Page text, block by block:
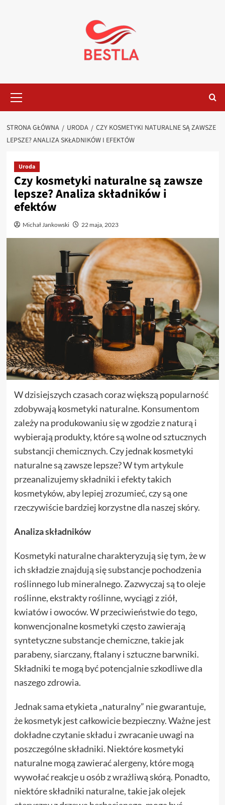
główne
STRONA GŁÓWNA URODA
CZY KOSMETYKI NATURALNE SĄ ZAWSZE
LEPSZE? ANALIZA SKŁADNIKÓW I EFEKTÓW
Uroda
Czy kosmetyki naturalne są zawsze
lepsze? Analiza składników i
efektów
Michał Jankowski 22 maja, 2023
W dzisiejszych czasach coraz większą popularność
zdobywają kosmetyki naturalne. Konsumentom
zależy na produkowaniu się w zgodzie z naturą i
wybierają produkty, które są wolne od sztucznych
substancji chemicznych. Czy jednak kosmetyki
naturalne są zawsze lepsze? W tym artykule
przeanalizujemy składniki i efekty takich
kosmetyków, aby lepiej zrozumieć, czy są one
rzeczywiście bardziej korzystne dla naszej skóry.
Analiza składników
Kosmetyki naturalne charakteryzują się tym, że w
ich składzie znajdują się substancje pochodzenia
roślinnego lub mineralnego. Zazwyczaj są to oleje
roślinne, ekstrakty roślinne, wyciągi z ziół,
kwiatów i owoców. W przeciwieństwie do tego,
konwencjonalne kosmetyki często zawierają
syntetyczne substancje chemiczne, takie jak
parabeny, siarczany, ftalany i sztuczne barwniki.
Składniki te mogą być potencjalnie szkodliwe dla
naszego zdrowia.
Jednak sama etykieta „naturalny” nie gwarantuje,
że kosmetyk jest całkowicie bezpieczny. Ważne jest
dokładne czytanie składu i zwracanie uwagi na
poszczególne składniki. Niektóre kosmetyki
naturalne mogą zawierać alergeny, które mogą
wywołać reakcje u osób z wrażliwą skórą. Ponadto,
niektóre składniki naturalne, takie jak olejek